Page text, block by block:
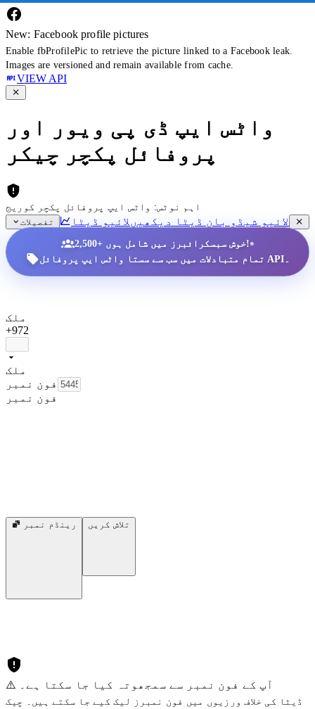
New: Facebook profile pictures
Enable fbProfilePic to retrieve the picture linked to a Facebook leak.
Images are versioned and remain available from cache.
VIEW API
واٹس ایپ ڈی پی ویور اور
پروفائل پکچر چیکر
اہم نوٹس: واٹس ایپ پروفائل پکچر کوریج
تفصیلات
لائیو شیڈو بان ڈیٹا دیکھیں لائیو ڈیٹا
2,500+ خوش سبسکرائبرز میں شامل ہوں!•
تمام متبادلات میں سب سے سستا واٹس ایپ پروفائل API۔
ملک
+972
ملک
فون نمبر
فون نمبر
رینڈم نمبر تلاش کریں
⚠️ آپ کے فون نمبر سے سمجھوتہ کیا جا سکتا ہے۔
ڈیٹا کی خلاف ورزیوں میں فون نمبرز لیک کیے جا سکتے ہیں۔ چیک